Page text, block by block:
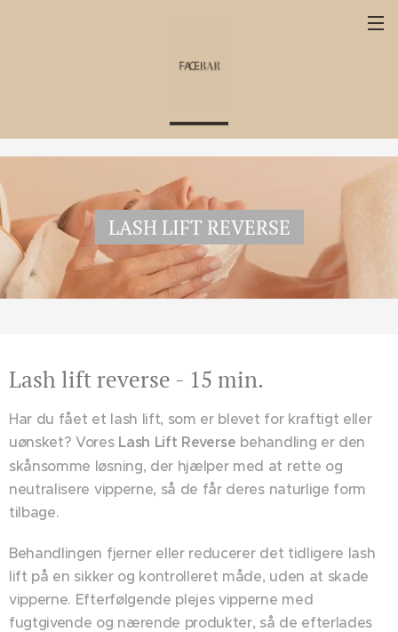
LASH LIFT REVERSE
Lash lift reverse - 15 min.
Har du fået et lash lift, som er blevet for kraftigt eller
uønsket? Vores Lash Lift Reverse behandling er den
skånsomme løsning, der hjælper med at rette og
neutralisere vipperne, så de får deres naturlige form
tilbage.
Behandlingen fjerner eller reducerer det tidligere lash
lift på en sikker og kontrolleret måde, uden at skade
vipperne. Efterfølgende plejes vipperne med
fugtgivende og nærende produkter, så de efterlades